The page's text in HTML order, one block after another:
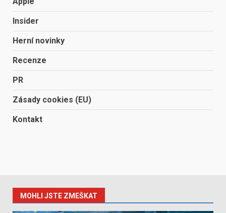
Insider
Herní novinky
Recenze
PR
Zásady cookies (EU)
Kontakt
MOHLI JSTE ZMEŠKAT